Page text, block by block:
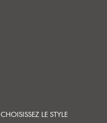
CHOISISSEZ LE STYLE